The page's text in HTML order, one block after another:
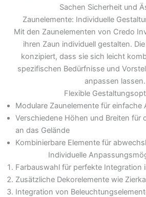
Sachen Sicherheit und
Zaunelemente: Individuelle
Mit den Zaunelementen von Credo
ihren Zaun individuell gestalten.
konzipiert, dass sie sich leicht
spezifischen Bedürfnisse und
anpassen lassen.
Flexible
Modulare Zaunelemente für einfache
Verschiedene Höhen und Breiten für
an das Gelände
Kombinierbare Elemente für
Individuelle
Farbauswahl für perfekte Integration
Zusätzliche Dekorelemente wie
Integration von